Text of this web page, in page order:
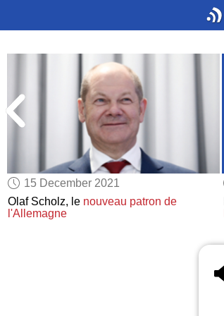
15 December 2021
Olaf Scholz, le nouveau patron de
l'Allemagne